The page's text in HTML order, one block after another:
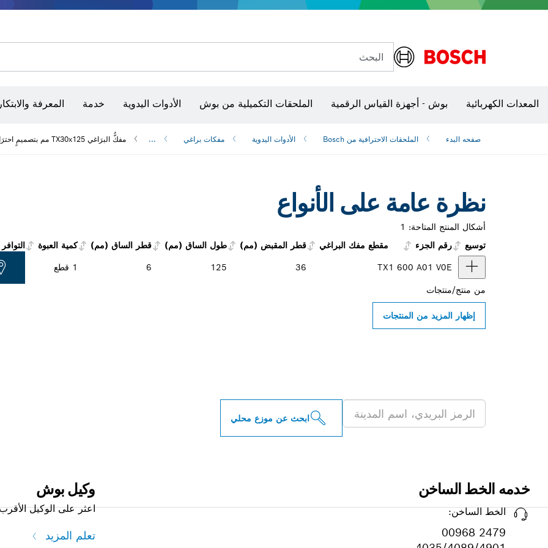
البحث
المعدات الكهربائية بوش - أجهزة القياس الرقمية الملحقات التكميلية من بوش الأدوات اليدوية خدمة المعرفة والابتكار
صفحه البدء الملحقات الاحترافية من Bosch الأدوات اليدوية مفكات براغي ... مفكُّ البرَاغي TX30x125 مم بتصميمٍ احترَافي
نظرة عامة على الأنواع
أشكال المنتج المتاحة: 1
توسيع
رقم الجزء مقطع مفك البراغي قطر المقبض (مم) طول الساق (مم) قطر الساق (مم) كمية العبوة
التوافر
1 600 A01 V0E
TX
36
125
6 1 قطع
من منتج/منتجات
إظهار المزيد من المنتجات
ابحث عن موزع محلي
خدمه الخط الساخن
الخط الساخن:
00968 2479
وكيل بوش
اعثر على الوكيل
تعلم المزيد